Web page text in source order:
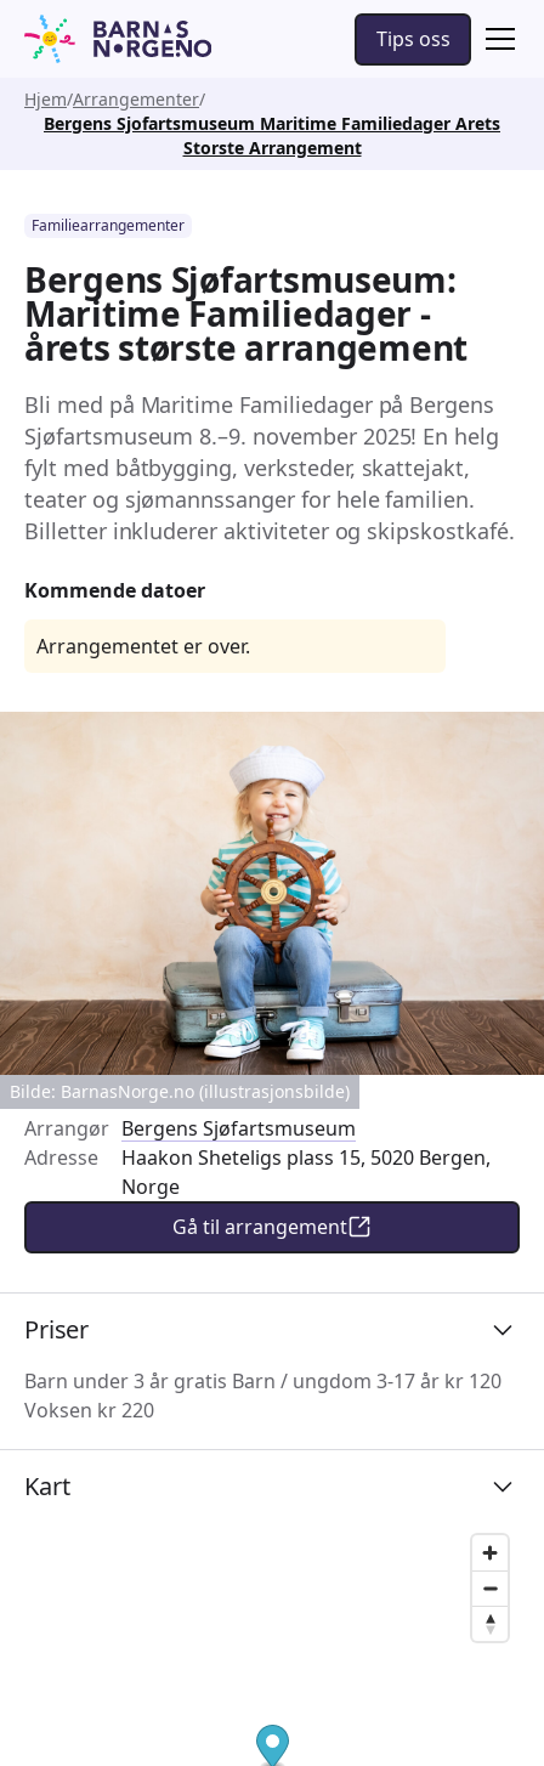
Tips oss
Hjem Arrangementer
Bergens Sjofartsmuseum Maritime Familiedager Arets
Storste Arrangement
Familiearrangementer
Bergens Sjøfartsmuseum:
Maritime Familiedager -
årets største arrangement
Bli med på Maritime Familiedager på Bergens
Sjøfartsmuseum 8.–9. november 2025! En helg
fylt med båtbygging, verksteder, skattejakt,
teater og sjømannssanger for hele familien.
Billetter inkluderer aktiviteter og skipskostkafé.
Kommende datoer
Arrangementet er over.
Bilde: BarnasNorge.no (illustrasjonsbilde)
Arrangør Bergens Sjøfartsmuseum
Adresse
Haakon Sheteligs plass 15, 5020 Bergen,
Norge
Gå til arrangement
Priser
Barn under 3 år gratis Barn / ungdom 3-17 år kr 120
Voksen kr 220
Kart